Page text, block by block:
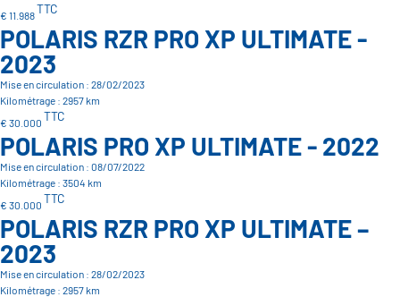
€ 11.988TTC
POLARIS RZR PRO XP ULTIMATE -
2023
Mise en circulation : 28/02/2023
Kilométrage : 2957 km
€ 30.000 TTC
POLARIS PRO XP ULTIMATE - 2022
Mise en circulation : 08/07/2022
Kilométrage : 3504 km
€ 30.000 TTC
POLARIS RZR PRO XP ULTIMATE –
2023
Mise en circulation : 28/02/2023
Kilométrage : 2957 km